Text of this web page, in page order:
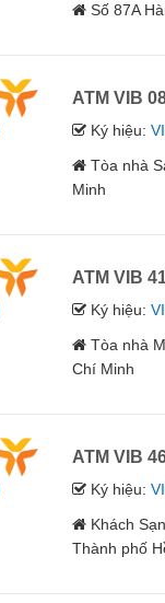
Số 87A
ATM VIB
Ký hiệu:
Tòa nhà
Minh
ATM VIB
Ký hiệu:
Tòa nhà
Chí Minh
ATM VIB
Ký hiệu:
Khách
Thành phố